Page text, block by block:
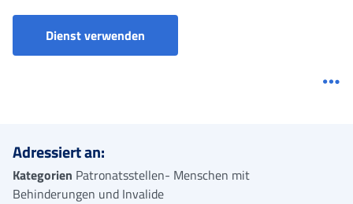
Dienst verwenden
Adressiert an:
Kategorien Patronatsstellen- Menschen mit
Behinderungen und Invalide